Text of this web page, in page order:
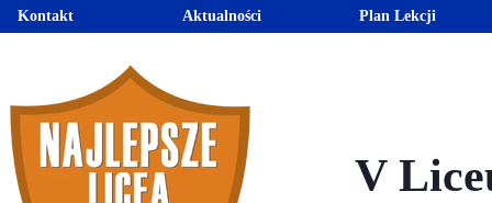
V
Plan Lekcji
Aktualności
Kontakt